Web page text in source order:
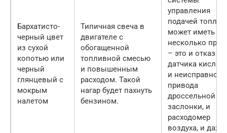
Бархатисто-
черный цвет
из сухой
копотью или
черный
глянцевый с
мокрым
налетом
Типичная свеча в
двигателе с
обогащенной
топливной смесью
и повышенным
расходом. Такой
нагар будет пахнуть
бензином.
управления
подачей
может иметь
несколько
– это и отказ
датчика
и
привода
дроссельной
заслонки, и
расходомер
воздуха, и даже